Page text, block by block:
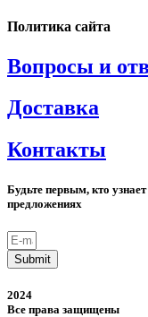
Политика сайта
Вопросы и
Доставка
Контакты
Будьте первым, кто
предложениях
Submit
2024
Все права защищены